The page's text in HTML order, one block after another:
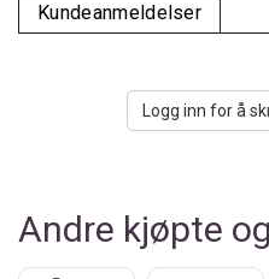
Kundeanmeldelser
Logg inn for å
Andre kjøpte